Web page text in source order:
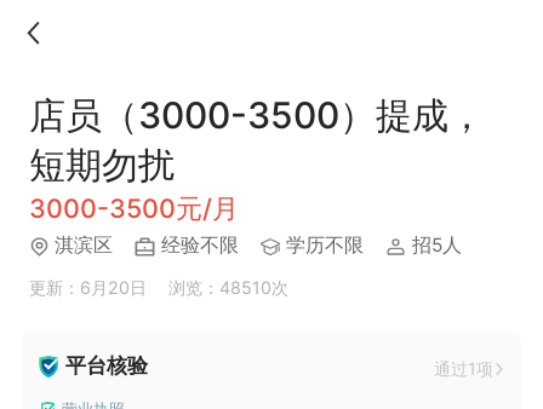
店员（3000-3500）提成，
短期勿扰
3000-3500元/月
淇滨区 经验不限 学历不限 招5人
更新：6月20日 浏览：48510次
平台核验 通过1项